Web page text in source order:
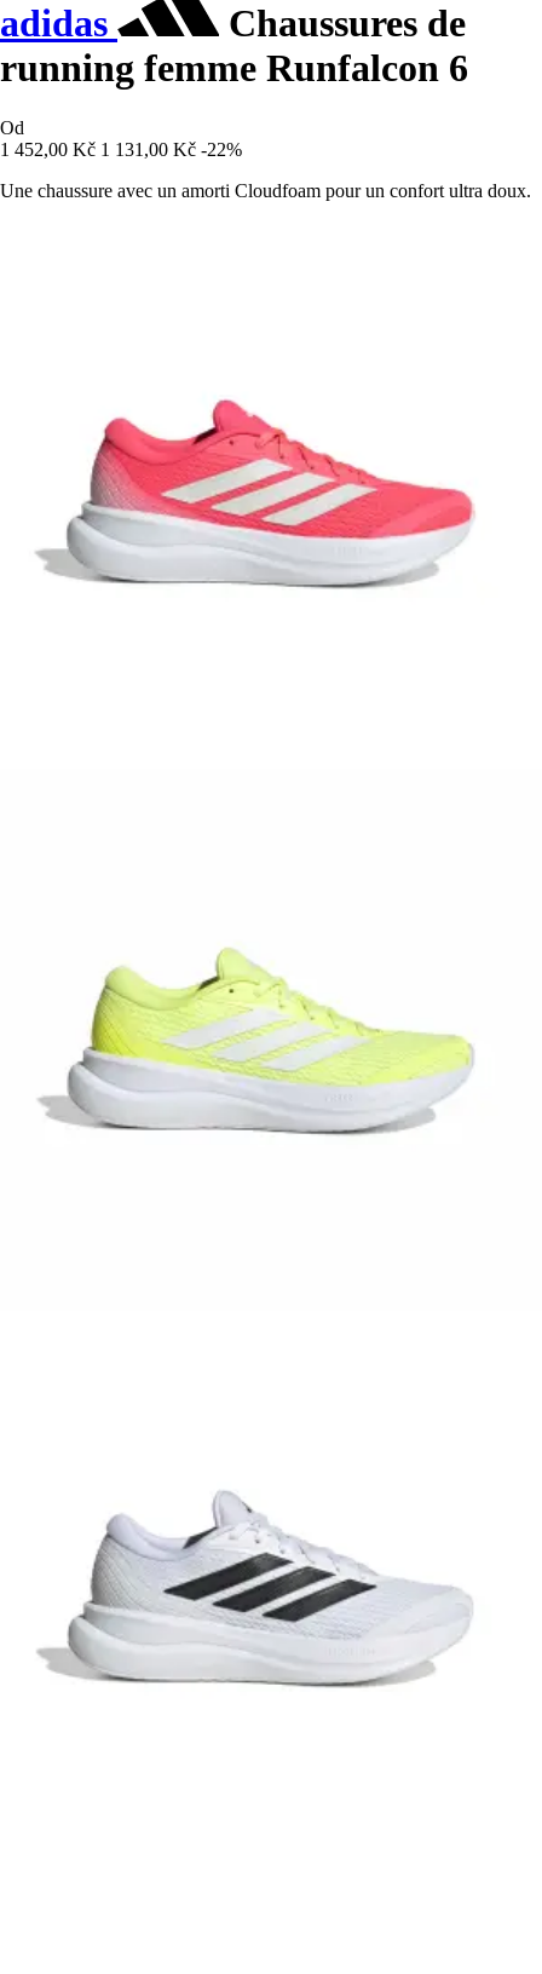
adidas
Chaussures de
running femme Runfalcon 6
Od
1 452,00 Kč 1 131,00 Kč -22%
Une chaussure avec un amorti Cloudfoam pour un confort ultra doux.